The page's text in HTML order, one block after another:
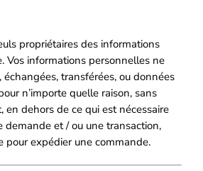
propriétaires des informations
Vos informations personnelles ne
transférées, ou données
n’importe quelle raison, sans
en dehors de ce qui est nécessaire
demande et / ou une transaction,
pour expédier une commande.